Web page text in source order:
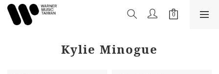
Kylie Minogue